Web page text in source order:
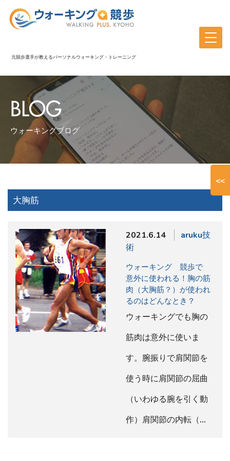
元競歩選手が教えるパーソナルウォーキング・トレーニング
BLOG
ウォーキングブログ
大胸筋
2021.6.14
aruku技
術
ウォーキング 競歩で
意外に使われる！胸の筋
肉（大胸筋？）が使われ
るのはどんなとき？
ウォーキングでも胸の
筋肉は意外に使いま
す。腕振りで肩関節を
使う時に肩関節の屈曲
（いわゆる腕を引く動
作）肩関節の内転（…
<<